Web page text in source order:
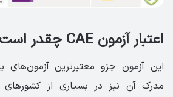
اعتبار آزمون CAE چقدر است؟
این آزمون جزو معتبرترین آزمون‌های
مدرک آن نیز در بسیاری از کشورهای